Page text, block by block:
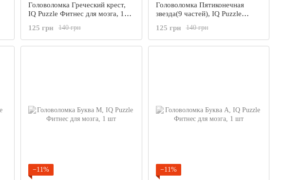
Головоломка Греческий крест,
IQ Puzzle Фитнес для мозга, 1
140 грн
125 грн
Головоломка Пятиконечная
звезда(9 частей), IQ Puzzle
140 грн
125 грн
−11% −11%